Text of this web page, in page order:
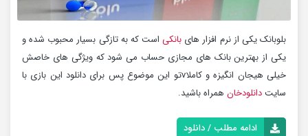
بلوبانک یکی از نرم افزار های بانکیاست که به تازگی بسیار محبوب شده و
یکی از بهترین بانک های مجازی حساب می شود که ویژگی های خاصش
خیلی هیجان انگیزه و کاملاvتو این موضوع پس برای دانلود این بازی با
سایتدانلودخان همراه باشید.
ادامه مطلب / دانلود